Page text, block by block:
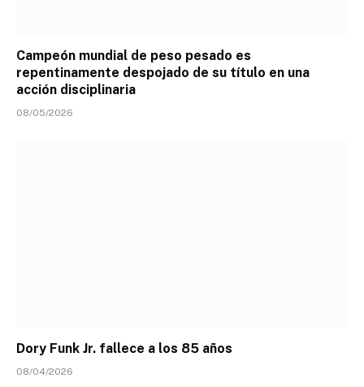
Campeón mundial de peso pesado es
repentinamente despojado de su título en una
acción disciplinaria
08/05/2026
Dory Funk Jr. fallece a los 85 años
08/04/2026